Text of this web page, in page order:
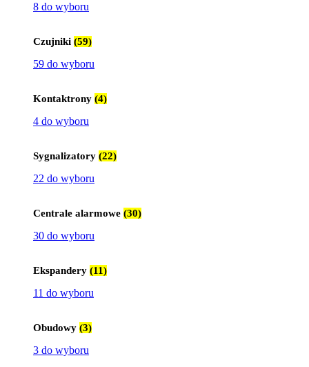
8 do wyboru
Czujniki (59)
59 do wyboru
Kontaktrony (4)
4 do wyboru
Sygnalizatory (22)
22 do wyboru
Centrale alarmowe (30)
30 do wyboru
Ekspandery (11)
11 do wyboru
Obudowy (3)
3 do wyboru